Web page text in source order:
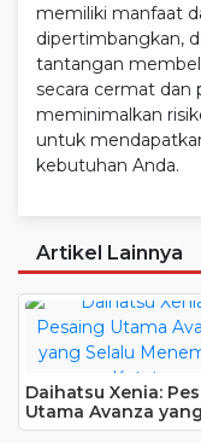
memiliki manfaat
dipertimbangkan,
tantangan
secara cermat dan
meminimalkan
untuk
kebutuhan Anda.
Artikel Lainnya
Daihatsu Xenia:
Utama Avanza yang
Selalu Menempel